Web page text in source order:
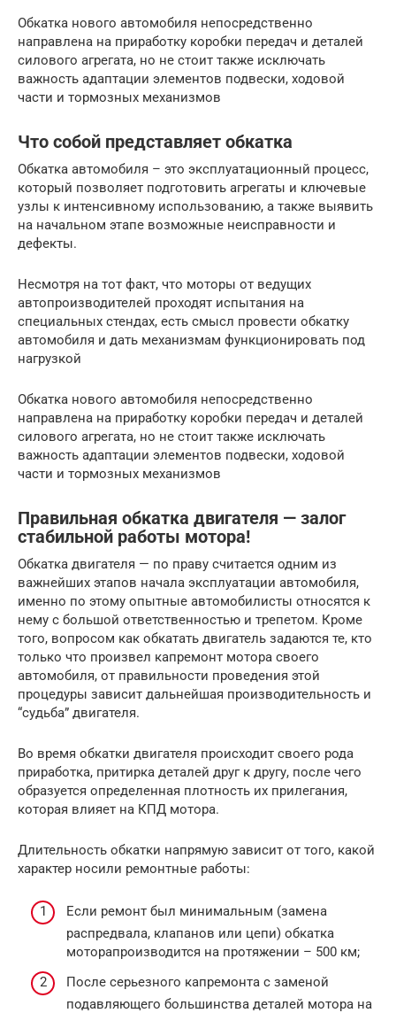
Обкатка нового автомобиля непосредственно
направлена на приработку коробки передач и деталей
силового агрегата, но не стоит также исключать
важность адаптации элементов подвески, ходовой
части и тормозных механизмов
Что собой представляет обкатка
Обкатка автомобиля – это эксплуатационный процесс,
который позволяет подготовить агрегаты и ключевые
узлы к интенсивному использованию, а также выявить
на начальном этапе возможные неисправности и
дефекты.
Несмотря на тот факт, что моторы от ведущих
автопроизводителей проходят испытания на
специальных стендах, есть смысл провести обкатку
автомобиля и дать механизмам функционировать под
нагрузкой
Обкатка нового автомобиля непосредственно
направлена на приработку коробки передач и деталей
силового агрегата, но не стоит также исключать
важность адаптации элементов подвески, ходовой
части и тормозных механизмов
Правильная обкатка двигателя — залог
стабильной работы мотора!
Обкатка двигателя — по праву считается одним из
важнейших этапов начала эксплуатации автомобиля,
именно по этому опытные автомобилисты относятся к
нему с большой ответственностью и трепетом. Кроме
того, вопросом как обкатать двигатель задаются те, кто
только что произвел капремонт мотора своего
автомобиля, от правильности проведения этой
процедуры зависит дальнейшая производительность и
“судьба” двигателя.
Во время обкатки двигателя происходит своего рода
приработка, притирка деталей друг к другу, после чего
образуется определенная плотность их прилегания,
которая влияет на КПД мотора.
Длительность обкатки напрямую зависит от того, какой
характер носили ремонтные работы:
Если ремонт был минимальным (замена
распредвала, клапанов или цепи) обкатка
моторапроизводится на протяжении – 500 км;
После серьезного капремонта с заменой
подавляющего большинства деталей мотора на